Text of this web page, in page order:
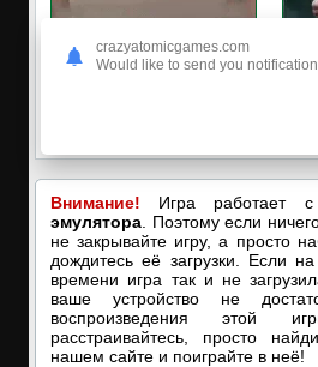
Внимание! Игра работает
эмулятора . Поэтому если
не закрывайте игру, а просто
дождитесь её загрузки. Если
времени игра так и не
ваше устройство не
воспроизведения этой
расстраивайтесь, просто
нашем сайте и поиграйте в неё!
crazyatomicgames.com
Would like to send you